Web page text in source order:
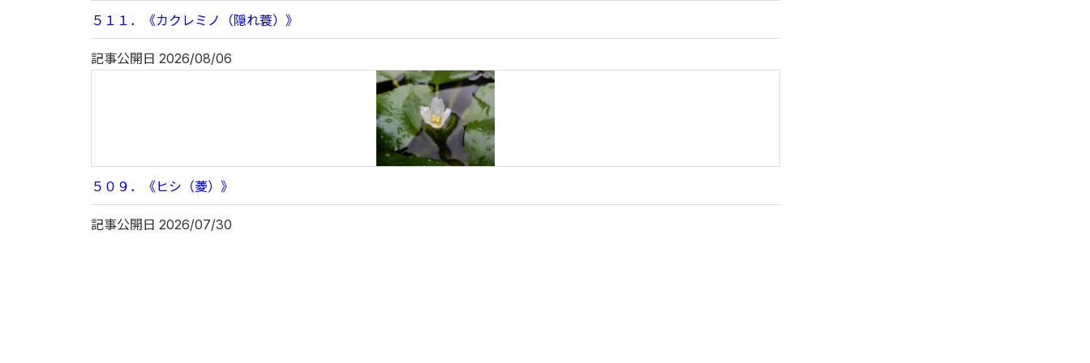
５１１．《カクレミノ（隠れ蓑）》
記事公開日 2026/08/06
５０９．《ヒシ（菱）》
記事公開日 2026/07/30